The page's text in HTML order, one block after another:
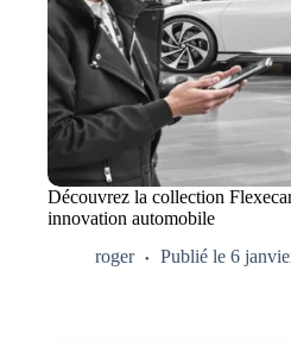
Découvrez la collection
innovation automobile
roger
Publié le 6